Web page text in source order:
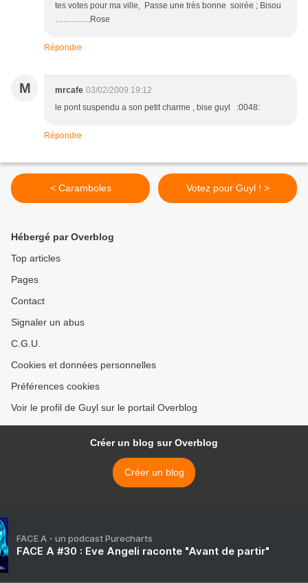
tes votes pour ma ville, Passe une très bonne soirée ; Bisou
………….Rose
Répondre
M mrcafe 03/02/2009 19:12
le pont suspendu a son petit charme , bise guyl :0048:
Répondre
< Caramboles Votez pour Guyl ! >
Hébergé par Overblog
Top articles
Pages
Contact
Signaler un abus
C.G.U.
Cookies et données personnelles
Préférences cookies
Voir le profil de Guyl sur le portail Overblog
Créer un blog sur Overblog
Créer un blog
FACE A - un podcast Purecharts
FACE A #30 : Eve Angeli raconte "Avant de partir"